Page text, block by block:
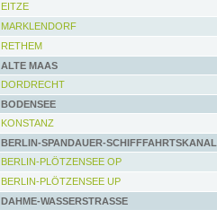
EITZE
MARKLENDORF
RETHEM
ALTE MAAS
DORDRECHT
BODENSEE
KONSTANZ
BERLIN-SPANDAUER-SCHIFFFAHRTSKANAL
BERLIN-PLÖTZENSEE OP
BERLIN-PLÖTZENSEE UP
DAHME-WASSERSTRASSE